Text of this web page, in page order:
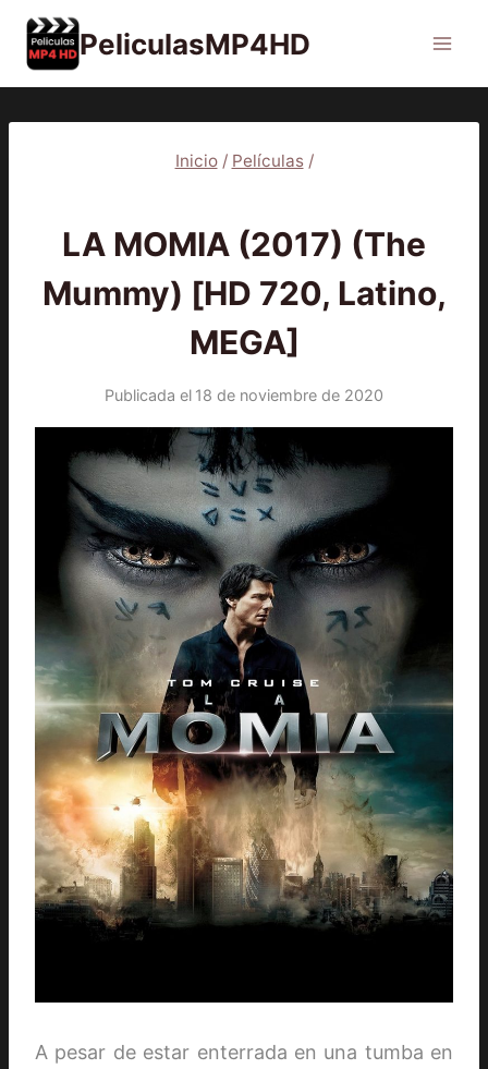
Saltar
contenido
PeliculasMP4HD
Inicio / Películas /
LA MOMIA (2017) (The
Mummy) [HD 720, Latino,
MEGA]
Publicada el 18 de noviembre de 2020
A pesar de estar enterrada en una tumba en